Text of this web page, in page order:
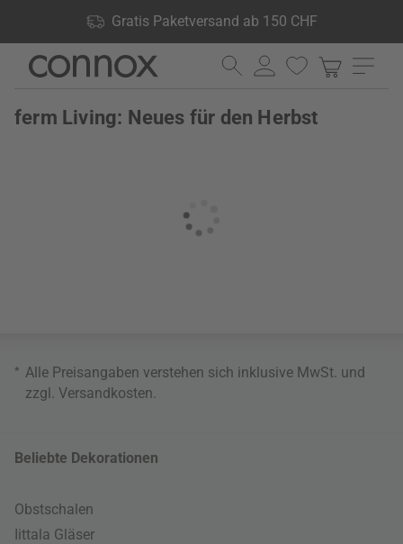
Gratis Paketversand ab 150 CHF
Produkte lagernd, 60 Tage Rückgaberecht
Direkt
Seiteninhalt
springen
Direkt
Suchfeld
springen
ferm Living: Neues für den Herbst
* Alle Preisangaben verstehen sich inklusive MwSt. und
zzgl. Versandkosten.
Beliebte Dekorationen
Obstschalen
Iittala Gläser